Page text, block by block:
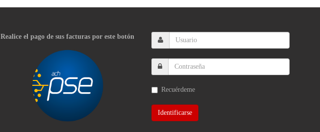
Realice el pago de sus facturas por este botón
Recuérdeme